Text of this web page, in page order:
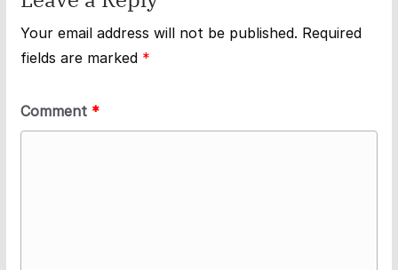
Your email address will not be published. Required
fields are marked *
Comment *